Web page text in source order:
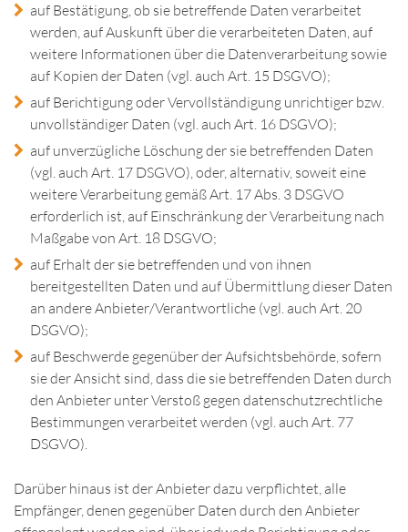
auf Bestätigung, ob sie betreffende Daten verarbeitet
werden, auf Auskunft über die verarbeiteten Daten, auf
weitere Informationen über die Datenverarbeitung sowie
auf Kopien der Daten (vgl. auch Art. 15 DSGVO);
auf Berichtigung oder Vervollständigung unrichtiger bzw.
unvollständiger Daten (vgl. auch Art. 16 DSGVO);
auf unverzügliche Löschung der sie betreffenden Daten
(vgl. auch Art. 17 DSGVO), oder, alternativ, soweit eine
weitere Verarbeitung gemäß Art. 17 Abs. 3 DSGVO
erforderlich ist, auf Einschränkung der Verarbeitung nach
Maßgabe von Art. 18 DSGVO;
auf Erhalt der sie betreffenden und von ihnen
bereitgestellten Daten und auf Übermittlung dieser Daten
an andere Anbieter/Verantwortliche (vgl. auch Art. 20
DSGVO);
auf Beschwerde gegenüber der Aufsichtsbehörde, sofern
sie der Ansicht sind, dass die sie betreffenden Daten durch
den Anbieter unter Verstoß gegen datenschutzrechtliche
Bestimmungen verarbeitet werden (vgl. auch Art. 77
DSGVO).
Darüber hinaus ist der Anbieter dazu verpflichtet, alle
Empfänger, denen gegenüber Daten durch den Anbieter